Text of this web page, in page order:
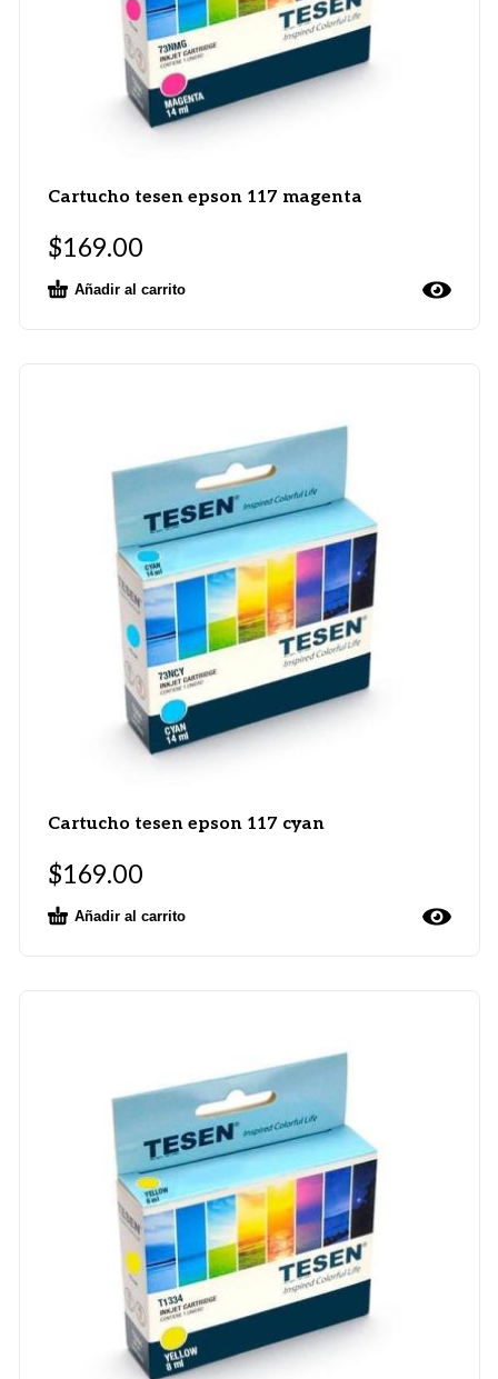
Cartucho tesen epson 117 magenta
$169.00
Añadir al carrito
Cartucho tesen epson 117 cyan
$169.00
Añadir al carrito